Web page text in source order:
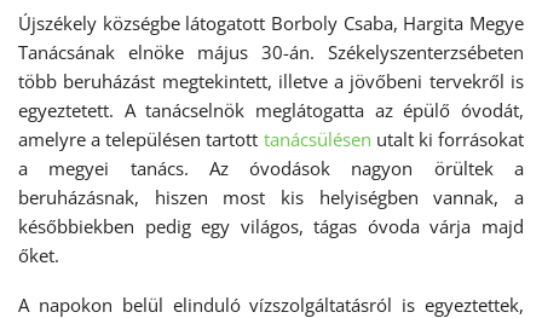
Újszékely községbe látogatott Borboly Csaba, Hargita Megye
Tanácsának elnöke május 30-án. Székelyszenterzsébeten
több beruházást megtekintett, illetve a jövőbeni tervekről is
egyeztetett. A tanácselnök meglátogatta az épülő óvodát,
amelyre a településen tartott tanácsülésen utalt ki forrásokat
a megyei tanács. Az óvodások nagyon örültek a
beruházásnak, hiszen most kis helyiségben vannak, a
későbbiekben pedig egy világos, tágas óvoda várja majd
őket.
A napokon belül elinduló vízszolgáltatásról is egyeztettek,